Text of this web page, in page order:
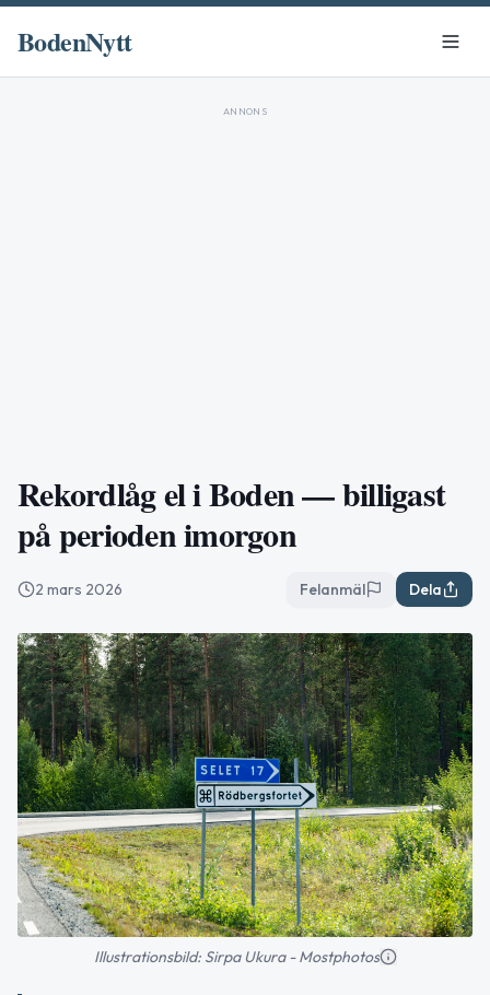
BodenNytt
ANNONS
Rekordlåg el i Boden — billigast
på perioden imorgon
2 mars 2026 Felanmäl Dela
Illustrationsbild: Sirpa Ukura - Mostphotos